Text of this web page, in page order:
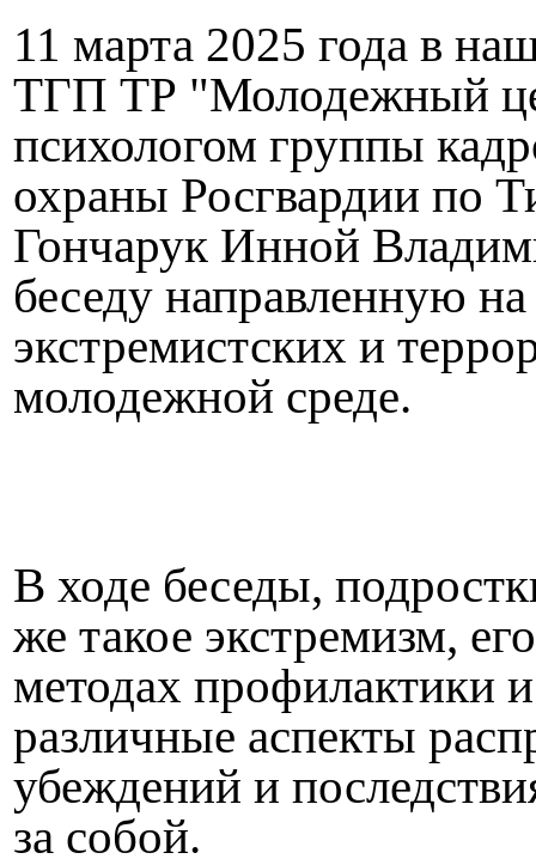
11 марта 2025 года в
ТГП ТР "Молодежный
психологом группы
охраны Росгвардии по
Гончарук Инной
беседу направленную
экстремистских и
молодежной среде.
В ходе беседы,
же такое экстремизм,
методах профилактики
различные аспекты
убеждений и
за собой.